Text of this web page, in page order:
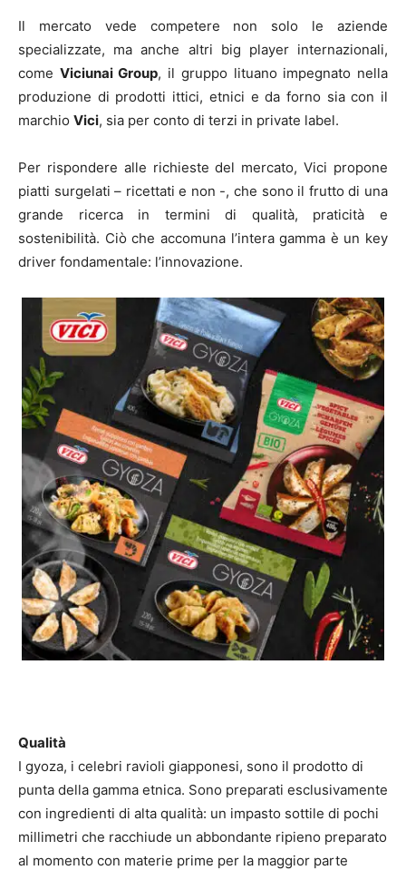
Il mercato vede competere non solo le aziende
specializzate, ma anche altri big player internazionali,
come Viciunai Group, il gruppo lituano impegnato nella
produzione di prodotti ittici, etnici e da forno sia con il
marchio Vici, sia per conto di terzi in private label.
Per rispondere alle richieste del mercato, Vici propone
piatti surgelati – ricettati e non -, che sono il frutto di una
grande ricerca in termini di qualità, praticità e
sostenibilità. Ciò che accomuna l’intera gamma è un key
driver fondamentale: l’innovazione.
Qualità
I gyoza, i celebri ravioli giapponesi, sono il prodotto di
punta della gamma etnica. Sono preparati esclusivamente
con ingredienti di alta qualità: un impasto sottile di pochi
millimetri che racchiude un abbondante ripieno preparato
al momento con materie prime per la maggior parte